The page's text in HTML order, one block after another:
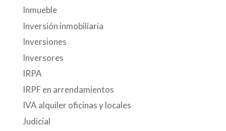
Inmueble
Inversión inmobiliaria
Inversiones
Inversores
IRPA
IRPF en arrendamientos
IVA alquiler oficinas y locales
Judicial